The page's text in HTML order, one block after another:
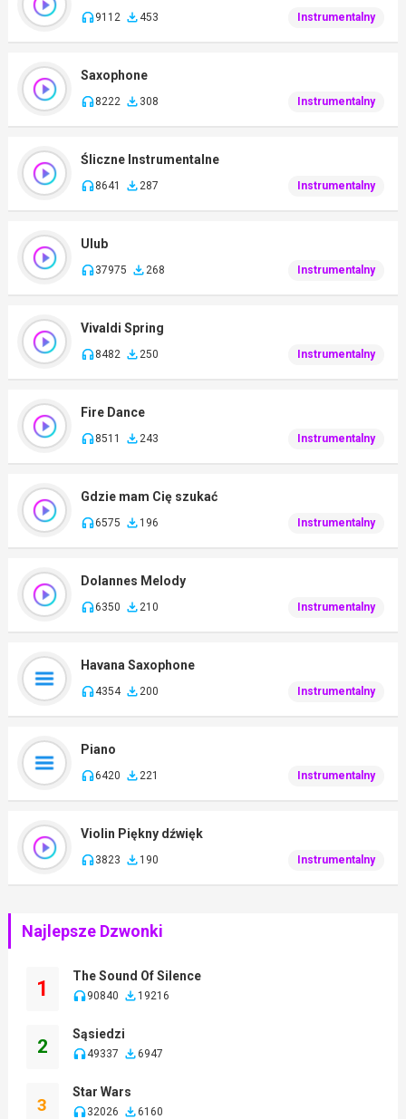
9112 453 Instrumentalny
Saxophone
8222 308 Instrumentalny
Śliczne Instrumentalne
8641 287 Instrumentalny
Ulub
37975 268 Instrumentalny
Vivaldi Spring
8482 250 Instrumentalny
Fire Dance
8511 243 Instrumentalny
Gdzie mam Cię szukać
6575 196 Instrumentalny
Dolannes Melody
6350 210 Instrumentalny
Havana Saxophone
4354 200 Instrumentalny
Piano
6420 221 Instrumentalny
Violin Piękny dźwięk
3823 190 Instrumentalny
Najlepsze Dzwonki
1
The Sound Of Silence
90840 19216
2
Sąsiedzi
49337 6947
3
Star Wars
32026 6160